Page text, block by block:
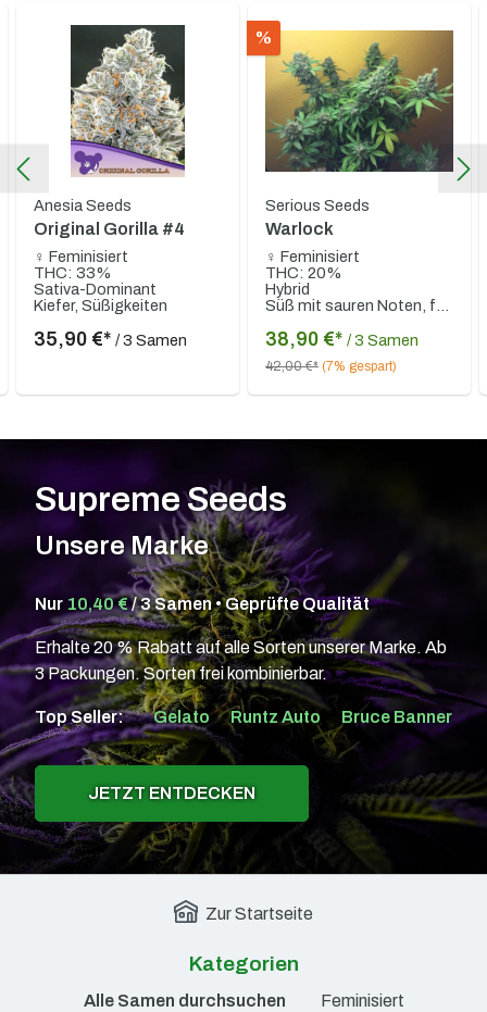
Anesia Seeds
Original Gorilla #4
♀ Feminisiert
THC: 33%
Sativa-Dominant
Kiefer, Süßigkeiten
35,90 €* / 3 Samen
%
Serious Seeds
Warlock
♀ Feminisiert
THC: 20%
Hybrid
38,90 €* / 3 Samen
42,00 €* (7% gespart)
Supreme Seeds
Unsere Marke
Nur 10,40 €/ 3 Samen • Geprüfte Qualität
Erhalte 20 % Rabatt auf alle Sorten unserer Marke. Ab
3 Packungen. Sorten frei kombinierbar.
Top Seller: Gelato Runtz Auto Bruce Banner
JETZT ENTDECKEN
Zur Startseite
Kategorien
Alle Samen durchsuchen
Feminisiert